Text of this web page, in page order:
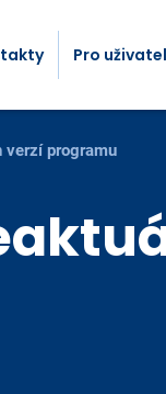
Pro
verzí programu